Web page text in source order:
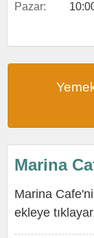
Pazar:
Marina
Marina
ekleye